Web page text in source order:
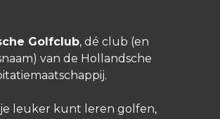
Golfclub, dé club (en
van de Hollandsche
leuker kunt leren golfen,